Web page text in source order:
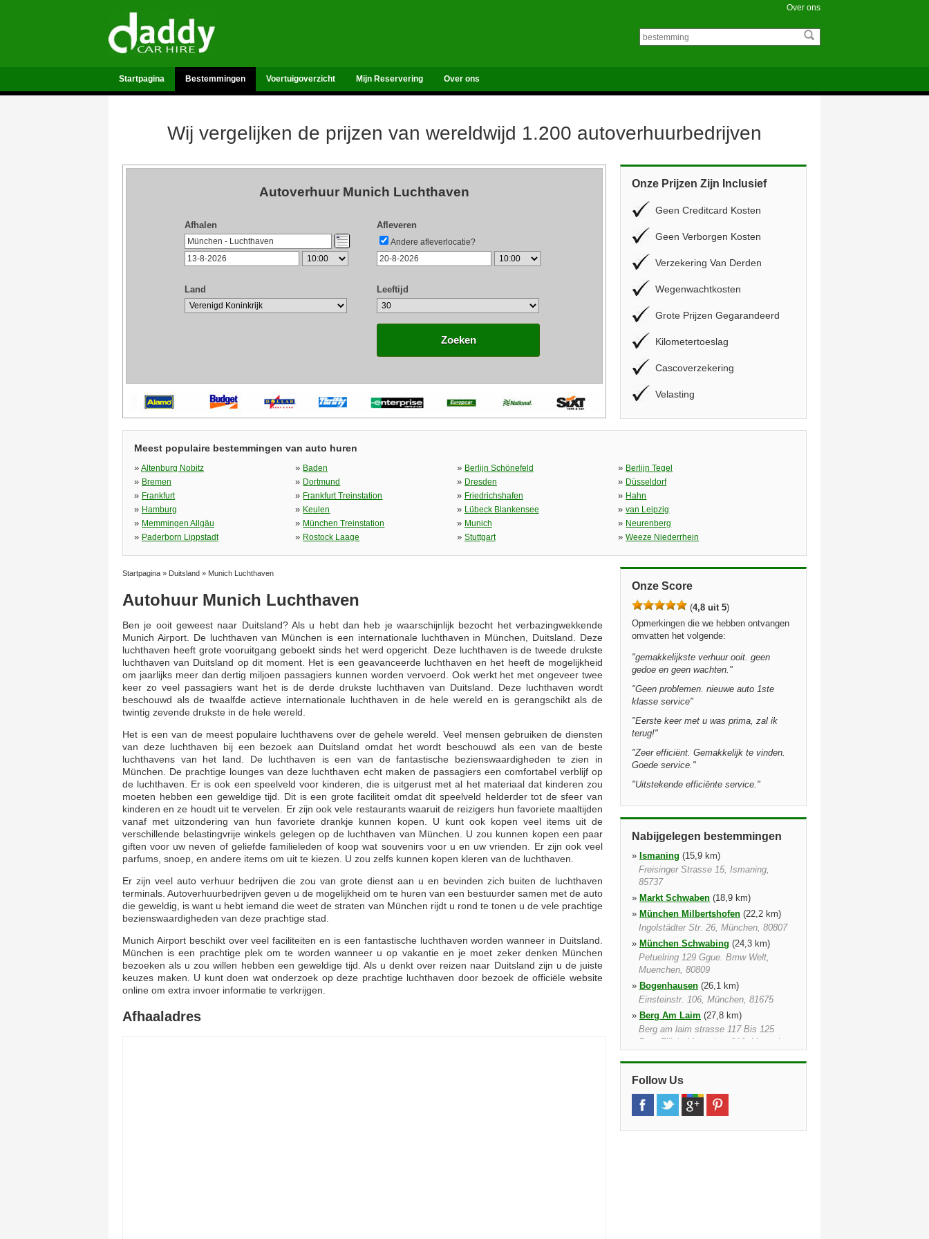
Over ons
Startpagina Bestemmingen Voertuigoverzicht Mijn Reservering Over ons
Wij vergelijken de prijzen van wereldwijd 1.200 autoverhuurbedrijven
Autoverhuur Munich Luchthaven
Afhalen Afleveren
Andere afleverlocatie?
Land Leeftijd
Zoeken
Onze Prijzen Zijn Inclusief
Geen Creditcard Kosten
Geen Verborgen Kosten
Verzekering Van Derden
Wegenwachtkosten
Grote Prijzen Gegarandeerd
Kilometertoeslag
Cascoverzekering
Velasting
Meest populaire bestemmingen van auto huren
» Altenburg Nobitz » Baden » Berlijn Schönefeld » Berlijn Tegel
» Bremen » Dortmund » Dresden » Düsseldorf
» Frankfurt » Frankfurt Treinstation » Friedrichshafen » Hahn
» Hamburg » Keulen » Lübeck Blankensee »van Leipzig
» Memmingen Allgäu » München Treinstation » Munich » Neurenberg
» Paderborn Lippstadt » Rostock Laage » Stuttgart »Weeze Niederrhein
Startpagina » Duitsland » Munich Luchthaven
Autohuur Munich Luchthaven
Ben je ooit geweest naar Duitsland? Als u hebt dan heb je waarschijnlijk bezocht het verbazingwekkende
Munich Airport. De luchthaven van München is een internationale luchthaven in München, Duitsland. Deze
luchthaven heeft grote vooruitgang geboekt sinds het werd opgericht. Deze luchthaven is de tweede drukste
luchthaven van Duitsland op dit moment. Het is een geavanceerde luchthaven en het heeft de mogelijkheid
om jaarlijks meer dan dertig miljoen passagiers kunnen worden vervoerd. Ook werkt het met ongeveer twee
keer zo veel passagiers want het is de derde drukste luchthaven van Duitsland. Deze luchthaven wordt
beschouwd als de twaalfde actieve internationale luchthaven in de hele wereld en is gerangschikt als de
twintig zevende drukste in de hele wereld.
Het is een van de meest populaire luchthavens over de gehele wereld. Veel mensen gebruiken de diensten
van deze luchthaven bij een bezoek aan Duitsland omdat het wordt beschouwd als een van de beste
luchthavens van het land. De luchthaven is een van de fantastische bezienswaardigheden te zien in
München. De prachtige lounges van deze luchthaven echt maken de passagiers een comfortabel verblijf op
de luchthaven. Er is ook een speelveld voor kinderen, die is uitgerust met al het materiaal dat kinderen zou
moeten hebben een geweldige tijd. Dit is een grote faciliteit omdat dit speelveld helderder tot de sfeer van
kinderen en ze houdt uit te vervelen. Er zijn ook vele restaurants waaruit de reizigers hun favoriete maaltijden
vanaf met uitzondering van hun favoriete drankje kunnen kopen. U kunt ook kopen veel items uit de
verschillende belastingvrije winkels gelegen op de luchthaven van München. U zou kunnen kopen een paar
giften voor uw neven of geliefde familieleden of koop wat souvenirs voor u en uw vrienden. Er zijn ook veel
parfums, snoep, en andere items om uit te kiezen. U zou zelfs kunnen kopen kleren van de luchthaven.
Er zijn veel auto verhuur bedrijven die zou van grote dienst aan u en bevinden zich buiten de luchthaven
terminals. Autoverhuurbedrijven geven u de mogelijkheid om te huren van een bestuurder samen met de auto
die geweldig, is want u hebt iemand die weet de straten van München rijdt u rond te tonen u de vele prachtige
bezienswaardigheden van deze prachtige stad.
Munich Airport beschikt over veel faciliteiten en is een fantastische luchthaven worden wanneer in Duitsland.
München is een prachtige plek om te worden wanneer u op vakantie en je moet zeker denken München
bezoeken als u zou willen hebben een geweldige tijd. Als u denkt over reizen naar Duitsland zijn u de juiste
keuzes maken. U kunt doen wat onderzoek op deze prachtige luchthaven door bezoek de officiële website
online om extra invoer informatie te verkrijgen.
Afhaaladres
Onze Score
(4,8 uit 5)
Opmerkingen die we hebben ontvangen
omvatten het volgende:
"gemakkelijkste verhuur ooit. geen
gedoe en geen wachten. "
"Geen problemen. nieuwe auto 1ste
klasse service"
"Eerste keer met u was prima, zal ik
terug!"
"Zeer efficiënt. Gemakkelijk te vinden.
Goede service. "
"Uitstekende efficiënte service. "
Nabijgelegen bestemmingen
» Ismaning (15,9 km)
Freisinger Strasse 15, Ismaning,
85737
» Markt Schwaben (18,9 km)
» München Milbertshofen (22,2 km)
Ingolstädter Str. 26, München, 80807
» München Schwabing (24,3 km)
Petuelring 129 Ggue. Bmw Welt,
Muenchen, 80809
» Bogenhausen (26,1 km)
Einsteinstr. 106, München, 81675
» Berg Am Laim (27,8 km)
Berg am laim strasse 117 Bis 125
Post Filiale Muenchen 816, Muenchen,
Bahnhofpl. 2/mietwagenzentrum,
München, 80335
» West (31,0 km)
Follow Us